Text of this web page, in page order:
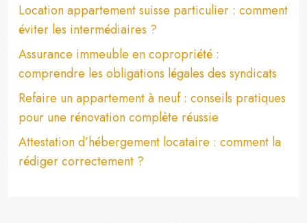
Location appartement suisse particulier : comment
éviter les intermédiaires ?
Assurance immeuble en copropriété :
comprendre les obligations légales des syndicats
Refaire un appartement à neuf : conseils pratiques
pour une rénovation complète réussie
Attestation d’hébergement locataire : comment la
rédiger correctement ?